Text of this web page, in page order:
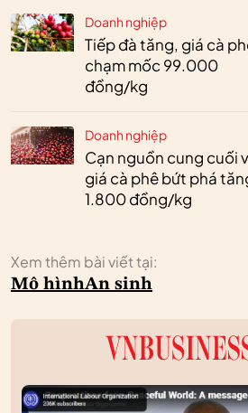
Doanh nghiệp
Tiếp đà tăng, giá cà
chạm mốc 99.000
đồng/kg
Doanh nghiệp
Cạn nguồn cung cuối
giá cà phê bứt phá
1.800 đồng/kg
Xem thêm bài viết tại:
Mô hìnhAn sinh